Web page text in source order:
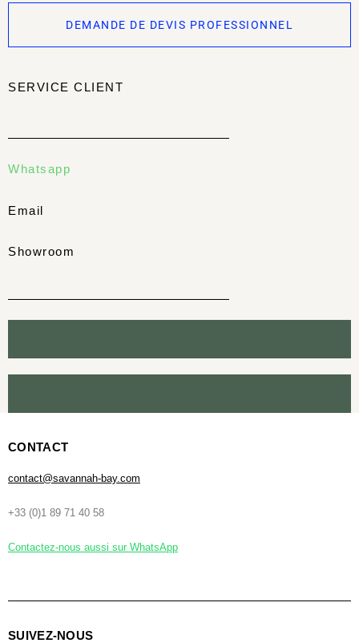
DEMANDE DE DEVIS PROFESSIONNEL
SERVICE CLIENT
Whatsapp
Email
Showroom
CONTACT
contact@savannah-bay.com
+33 (0)1 89 71 40 58
Contactez-nous aussi sur WhatsApp
SUIVEZ-NOUS